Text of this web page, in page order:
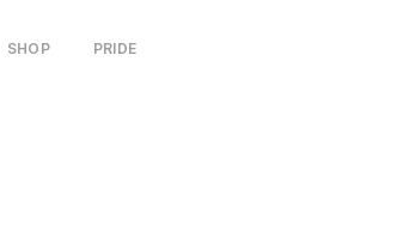
SHOP PRIDE